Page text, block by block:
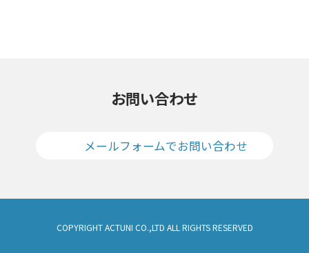
お問い合わせ
メールフォームでお問い合わせ
COPYRIGHT ACTUNI CO.,LTD ALL RIGHTS RESERVED